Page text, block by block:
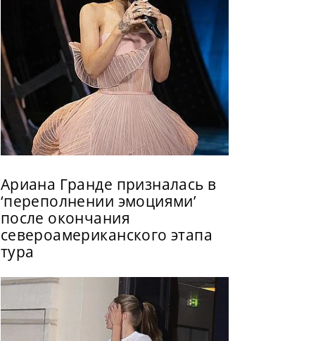
Ариана Гранде призналась в
‘переполнении эмоциями’
после окончания
североамериканского этапа
тура